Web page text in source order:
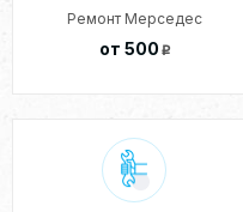
Ремонт Мерседес
от 500 p